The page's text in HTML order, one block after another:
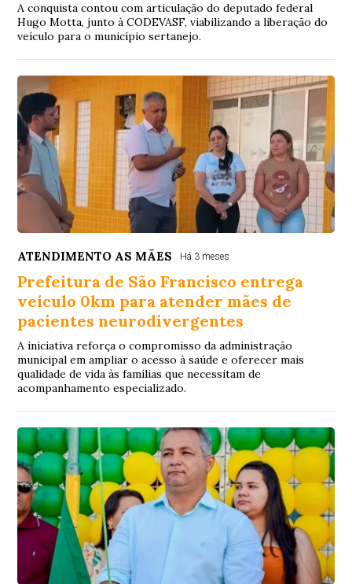
A conquista contou com articulação do deputado federal
Hugo Motta, junto à CODEVASF, viabilizando a liberação do
veículo para o município sertanejo.
ATENDIMENTO AS MÃES Há 3 meses
Prefeitura de São Francisco entrega
veículo 0km para atender mães de
pacientes neurodivergentes
A iniciativa reforça o compromisso da administração
municipal em ampliar o acesso à saúde e oferecer mais
qualidade de vida às famílias que necessitam de
acompanhamento especializado.